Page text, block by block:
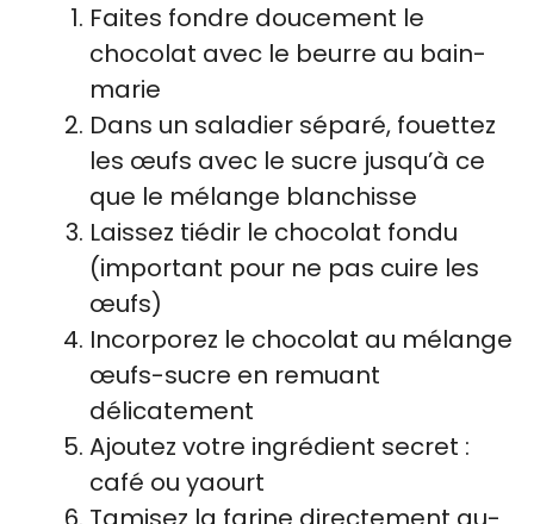
Faites fondre doucement le
chocolat avec le beurre au bain-
marie
Dans un saladier séparé, fouettez
les œufs avec le sucre jusqu’à ce
que le mélange blanchisse
Laissez tiédir le chocolat fondu
(important pour ne pas cuire les
œufs)
Incorporez le chocolat au mélange
œufs-sucre en remuant
délicatement
Ajoutez votre ingrédient secret :
café ou yaourt